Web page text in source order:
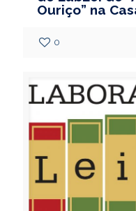
Ouriço” na
0